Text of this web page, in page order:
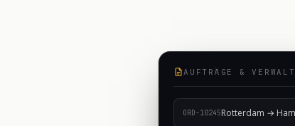
AUFTRÄGE &
ORD-10245Rotterdam →